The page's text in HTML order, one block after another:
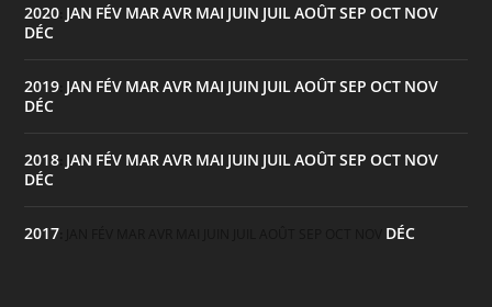
2020 JAN FÉV MAR AVR MAI JUIN JUIL AOÛTSEP OCT NOV
DÉC
2019 JAN FÉV MAR AVR MAI JUIN JUIL AOÛTSEP OCT NOV
DÉC
2018 JAN FÉV MAR AVR MAI JUIN JUIL AOÛTSEP OCT NOV
DÉC
2017 DÉC